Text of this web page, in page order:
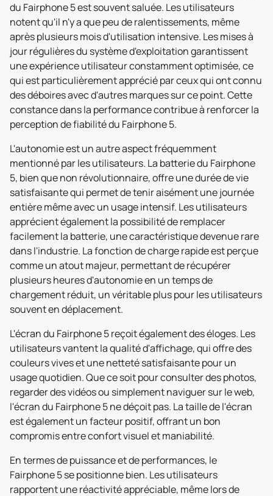
du Fairphone 5 est souvent saluée. Les utilisateurs
notent qu'il n'y a que peu de ralentissements, même
après plusieurs mois d'utilisation intensive. Les mises à
jour régulières du système d'exploitation garantissent
une expérience utilisateur constamment optimisée, ce
qui est particulièrement apprécié par ceux qui ont connu
des déboires avec d'autres marques sur ce point. Cette
constance dans la performance contribue à renforcer la
perception de fiabilité du Fairphone 5.
L'autonomie est un autre aspect fréquemment
mentionné par les utilisateurs. La batterie du Fairphone
5, bien que non révolutionnaire, offre une durée de vie
satisfaisante qui permet de tenir aisément une journée
entière même avec un usage intensif. Les utilisateurs
apprécient également la possibilité de remplacer
facilement la batterie, une caractéristique devenue rare
dans l'industrie. La fonction de charge rapide est perçue
comme un atout majeur, permettant de récupérer
plusieurs heures d'autonomie en un temps de
chargement réduit, un véritable plus pour les utilisateurs
souvent en déplacement.
L'écran du Fairphone 5 reçoit également des éloges. Les
utilisateurs vantent la qualité d'affichage, qui offre des
couleurs vives et une netteté satisfaisante pour un
usage quotidien. Que ce soit pour consulter des photos,
regarder des vidéos ou simplement naviguer sur le web,
l'écran du Fairphone 5 ne déçoit pas. La taille de l'écran
est également un facteur positif, offrant un bon
compromis entre confort visuel et maniabilité.
En termes de puissance et de performances, le
Fairphone 5 se positionne bien. Les utilisateurs
rapportent une réactivité appréciable, même lors de